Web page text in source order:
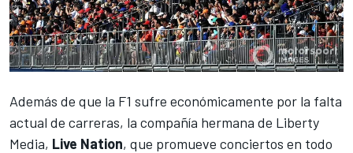
Además de que la F1 sufre económicamente por la falta
actual de carreras, la compañía hermana de Liberty
Media, Live Nation, que promueve conciertos en todo